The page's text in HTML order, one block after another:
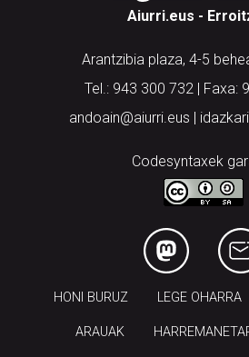
Aiurri.eus -
Arantzibia plaza, 4-5
Tel.: 943 300 732 | Faxa:
andoain@aiurri.eus |
Codesyntaxek
HONI BURUZ LEGE OHARRA
ARAUAK